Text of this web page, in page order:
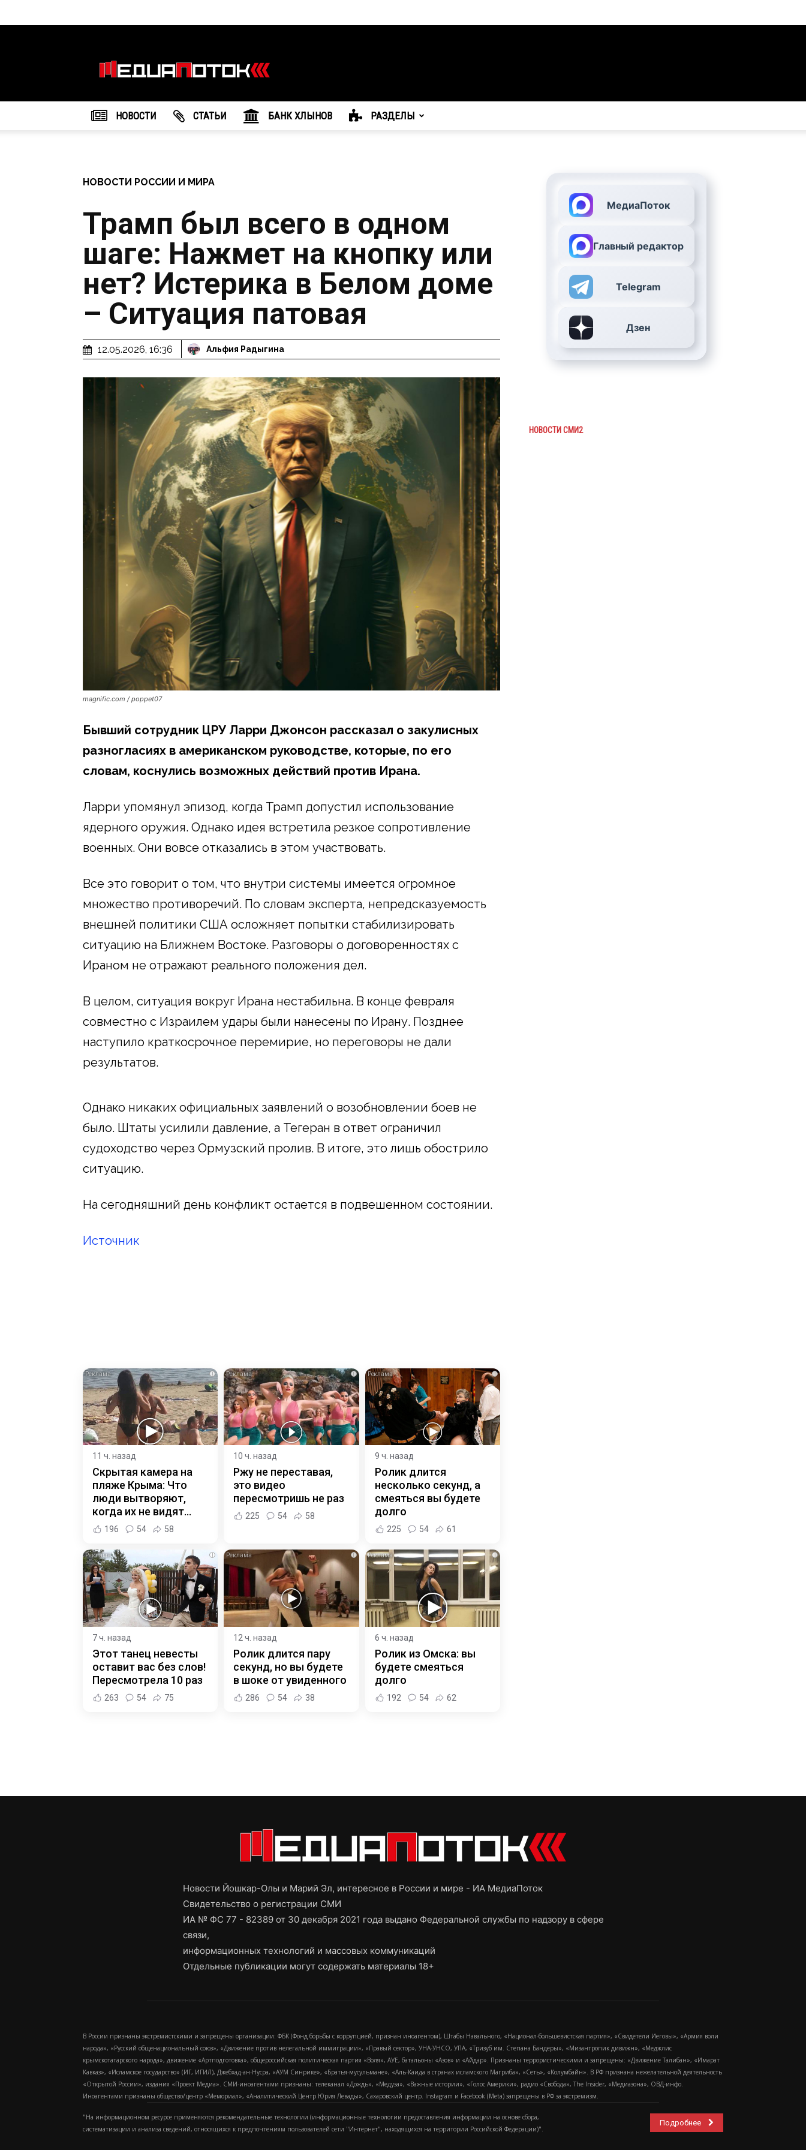
агентство
"МедиаПоток"
НОВОСТИ CТАТЬИ БАНК ХЛЫНОВ РАЗДЕЛЫ
НОВОСТИ РОССИИ И МИРА
Трамп был всего в одном
шаге: Нажмет на кнопку или
нет? Истерика в Белом доме
– Ситуация патовая
12.05.2026, 16:36 Альфия Радыгина
magnific.com / poppet07
Бывший сотрудник ЦРУ Ларри Джонсон рассказал о закулисных
разногласиях в американском руководстве, которые, по его
словам, коснулись возможных действий против Ирана.
Ларри упомянул эпизод, когда Трамп допустил использование
ядерного оружия. Однако идея встретила резкое сопротивление
военных. Они вовсе отказались в этом участвовать.
Все это говорит о том, что внутри системы имеется огромное
множество противоречий. По словам эксперта, непредсказуемость
внешней политики США осложняет попытки стабилизировать
ситуацию на Ближнем Востоке. Разговоры о договоренностях с
Ираном не отражают реального положения дел.
В целом, ситуация вокруг Ирана нестабильна. В конце февраля
совместно с Израилем удары были нанесены по Ирану. Позднее
наступило краткосрочное перемирие, но переговоры не дали
результатов.
Однако никаких официальных заявлений о возобновлении боев не
было. Штаты усилили давление, а Тегеран в ответ ограничил
судоходство через Ормузский пролив. В итоге, это лишь обострило
ситуацию.
На сегодняшний день конфликт остается в подвешенном состоянии.
Источник
i
11 ч. назад
Скрытая камера на
пляже Крыма: Что
люди вытворяют,
когда их не видят...
196 54 58
i
10 ч. назад
Ржу не переставая,
это видео
пересмотришь не раз
225 54 58
i
9 ч. назад
Ролик длится
несколько секунд, а
смеяться вы будете
долго
225 54 61
i
7 ч. назад
Этот танец невесты
оставит вас без слов!
Пересмотрела 10 раз
263 54 75
i
12 ч. назад
Ролик длится пару
секунд, но вы будете
в шоке от увиденного
286 54 38
i
6 ч. назад
Ролик из Омска: вы
будете смеяться
долго
192 54 62
МедиаПоток
Главный редактор
Telegram
Дзен
НОВОСТИ СМИ2
Новости Йошкар-Олы и Марий Эл, интересное в России и мире - ИА МедиаПоток
Свидетельство о регистрации СМИ
ИА № ФС 77 - 82389 от 30 декабря 2021 года выдано Федеральной службы по надзору в сфере
связи,
информационных технологий и массовых коммуникаций
Отдельные публикации могут содержать материалы 18+
В России признаны экстремистскими и запрещены организации: ФБК (Фонд борьбы с коррупцией, признан иноагентом), Штабы Навального, «Национал-большевистская партия», «Свидетели Иеговы», «Армия воли
народа», «Русский общенациональный союз», «Движение против нелегальной иммиграции», «Правый сектор», УНА-УНСО, УПА, «Тризуб им. Степана Бандеры», «Мизантропик дивижн», «Меджлис
крымскотатарского народа», движение «Артподготовка», общероссийская политическая партия «Воля», АУЕ, батальоны «Азов» и «Айдар». Признаны террористическими и запрещены: «Движение Талибан», «Имарат
Кавказ», «Исламское государство» (ИГ, ИГИЛ), Джебхад-ан-Нусра, «АУМ Синрике», «Братья-мусульмане», «Аль-Каида в странах исламского Магриба», «Сеть», «Колумбайн». В РФ признана нежелательной деятельность
«Открытой России», издания «Проект Медиа». СМИ-иноагентами признаны: телеканал «Дождь», «Медуза», «Важные истории», «Голос Америки», радио «Свобода», The Insider, «Медиазона», ОВД-инфо.
Иноагентами признаны общество/центр «Мемориал», «Аналитический Центр Юрия Левады», Сахаровский центр. Instagram и Facebook (Metа) запрещены в РФ за экстремизм.
"На информационном ресурсе применяются рекомендательные технологии (информационные технологии предоставления информации на основе сбора,
систематизации и анализа сведений, относящихся к предпочтениям пользователей сети "Интернет", находящихся на территории Российской Федерации)".
Подробнее